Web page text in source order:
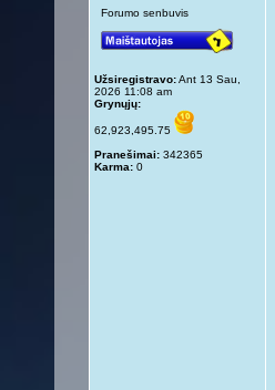
Forumo senbuvis
Užsiregistravo:Ant 13 Sau,
2026 11:08 am
Grynųjų:
62,923,495.75
Pranešimai: 342365
Karma: 0